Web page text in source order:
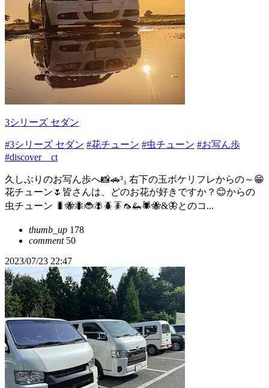
3シリーズ セダン
#3シリーズ セダン #花チューン #虫チューン #お写ん歩
#discover＿ct
久しぶりのお写ん歩へ📸🚗³₃ 右下の玉ボケリフレからの～😁
花チューン🌷皆さんは、どのお花が好きですか？😊からの
虫チューン 🐛🐝🐜🐞🪰🪲🪳🦟🦗🕷🐝&🦋とのコ...
thumb_up 178
comment50
2023/07/23 22:47